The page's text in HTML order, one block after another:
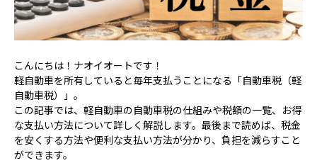
こんにちは！ナオイオートです！
軽自動車を所有していると毎年支払うことになる「自動車税（軽
自動車税）」。
この記事では、軽自動車の自動車税の仕組みや税額の一覧、お得
な支払い方法について詳しく解説します。最後まで読めば、税金
を安くする方法や便利な支払い方法が分かり、負担を減らすこと
ができます。